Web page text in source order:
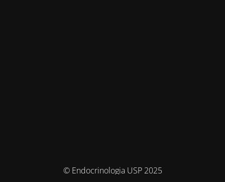
© Endocrinologia USP 2025